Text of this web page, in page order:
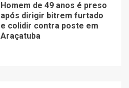
Homem de 49 anos é preso
após dirigir bitrem furtado
e colidir contra poste em
Araçatuba